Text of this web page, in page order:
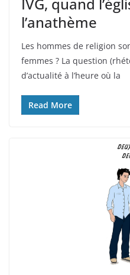
l’anathème
Les hommes de religion
femmes ? La question
d’actualité à l’heure où la
Read More